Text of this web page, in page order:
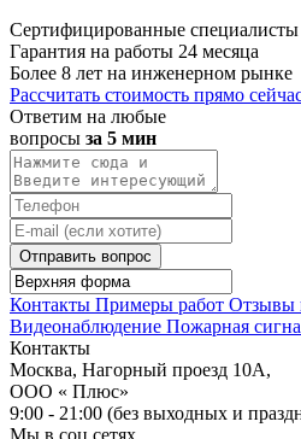
Сертифицированные специалисты
Гарантия на работы 24 месяца
Более 8 лет на инженерном рынке
Рассчитать стоимость прямо
Ответим на любые
вопросы за 5 мин
Отправить вопрос
Контакты Примеры работ Отзывы
Видеонаблюдение Пожарная
Контакты
Москва, Нагорный проезд 10А,
ООО « Плюс»
9:00 - 21:00 (без выходных и
Мы в соц сетях